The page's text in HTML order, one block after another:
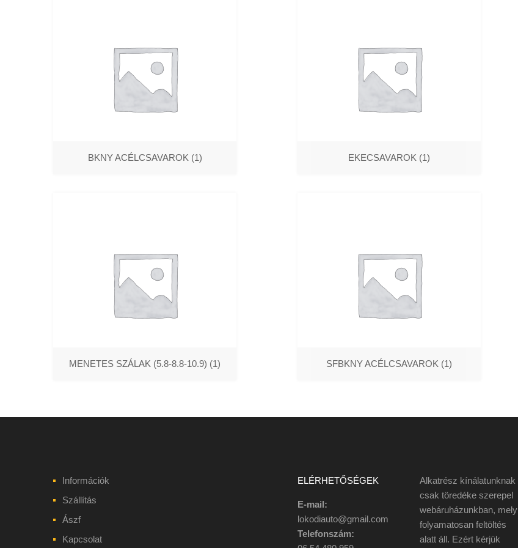
BKNY ACÉLCSAVAROK (1) EKECSAVAROK (1)
MENETES SZÁLAK (5.8-8.8-10.9) (1) SFBKNY ACÉLCSAVAROK (1)
Információk
Szállítás
Ászf
Kapcsolat
ELÉRHETŐSÉGEK
E-mail:
lokodiauto@gmail.com
Telefonszám:
Alkatrész kínálatunknak
csak töredéke szerepel
webáruházunkban, mely
folyamatosan feltöltés
alatt áll. Ezért kérjük